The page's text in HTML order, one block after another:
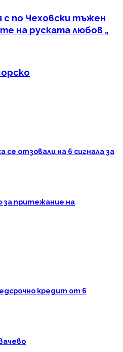
с по Чеховски тъжен
на руската любов „
се отзовали на 6 сигнала за
за притежание на
кредит от 6